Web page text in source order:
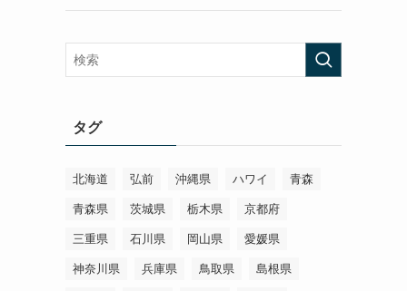
タグ
北海道 弘前 沖縄県 ハワイ 青森
青森県 茨城県 栃木県 京都府
三重県 石川県 岡山県 愛媛県
神奈川県 兵庫県 鳥取県 島根県